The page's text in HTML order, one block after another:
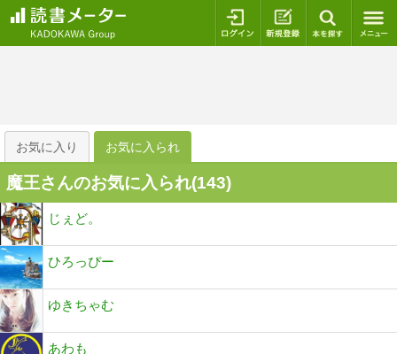
ログイン 新規登録
お気に入り お気に入られ
魔王さんのお気に入られ(143)
じぇど。
ひろっぴー
ゆきちゃむ
あわも